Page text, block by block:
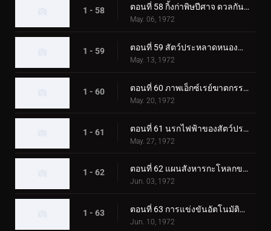
1 - 58 ตอนที่ 58 กิ้งก่าพิษปีศาจ ดวลกันใน Fear Valley!!
May. 06, 1972
1 - 59 ตอนที่ 59 สัตว์ประหลาดหนองน้ำไร้ก้นบึ้ง มนุษย์ไส้เดือน!
May. 13, 1972
1 - 60 ตอนที่ 60 ภาพเอ็กซ์เรย์ฆาตกรรมของมนุษย์นกฮูกลึกลับ
May. 20, 1972
1 - 61 ตอนที่ 61 นรกไฟฟ้าของสัตว์ประหลาด Catfishgiller
May. 27, 1972
1 - 62 ตอนที่ 62 แผนสังหารกะโหลกของสัตว์ประหลาดเม่น
Jun. 03, 1972
1 - 63 ตอนที่ 63 การแข่งขันอัตโนมัติแห่งความตายของสัตว์ประหลาดแรด
Jun. 10, 1972